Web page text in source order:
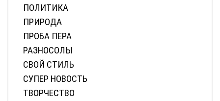
ПОЛИТИКА
ПРИРОДА
ПРОБА ПЕРА
РАЗНОСОЛЫ
СВОЙ СТИЛЬ
СУПЕР НОВОСТЬ
ТВОРЧЕСТВО